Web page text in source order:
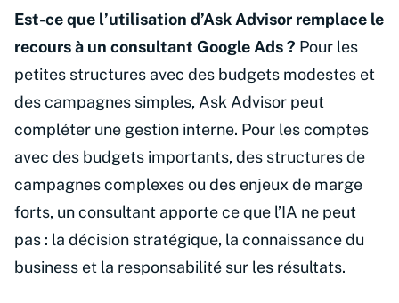
Est-ce que l’utilisation d’Ask Advisor remplace le
recours à un consultant Google Ads ? Pour les
petites structures avec des budgets modestes et
des campagnes simples, Ask Advisor peut
compléter une gestion interne. Pour les comptes
avec des budgets importants, des structures de
campagnes complexes ou des enjeux de marge
forts, un consultant apporte ce que l’IA ne peut
pas : la décision stratégique, la connaissance du
business et la responsabilité sur les résultats.